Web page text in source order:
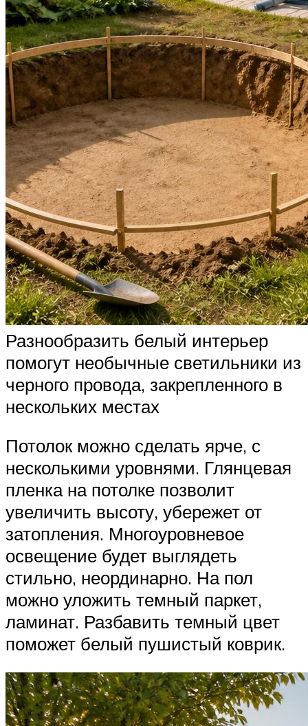
Разнообразить белый интерьер
помогут необычные светильники из
черного провода, закрепленного в
нескольких местах
Потолок можно сделать ярче, с
несколькими уровнями. Глянцевая
пленка на потолке позволит
увеличить высоту, убережет от
затопления. Многоуровневое
освещение будет выглядеть
стильно, неординарно. На пол
можно уложить темный паркет,
ламинат. Разбавить темный цвет
поможет белый пушистый коврик.